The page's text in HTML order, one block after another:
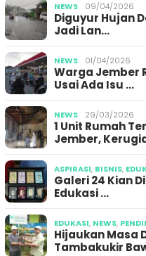
NEWS 09/04/2026
Diguyur Hujan
Jadi Lan…
NEWS 01/04/2026
Warga Jember
Usai Ada Isu …
NEWS 29/03/2026
1 Unit Rumah
Jember,
ASPIRASI, BISNIS,
Galeri 24 Kian
Edukasi …
EDUKASI, NEWS,
Hijaukan Masa
Tambakukir